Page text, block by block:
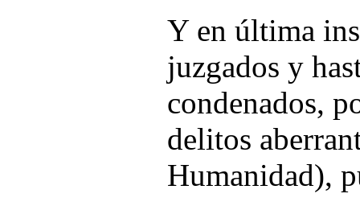
Y en última
juzgados y
condenados,
delitos
Humanidad),